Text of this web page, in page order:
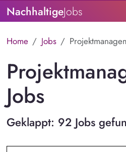
NachhaltigeJobs
Home Jobs
Jobs
Geklappt: 92 Jobs